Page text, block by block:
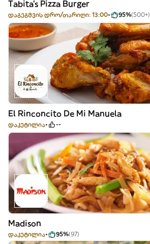
Tabita's Pizza Burger
დაგეგმვის დრო/თარიღი: 13:00 95%(500+)
El Rinconcito De Mi Manuela
დაკეტილია --
Madison
დაკეტილია 95%(97)